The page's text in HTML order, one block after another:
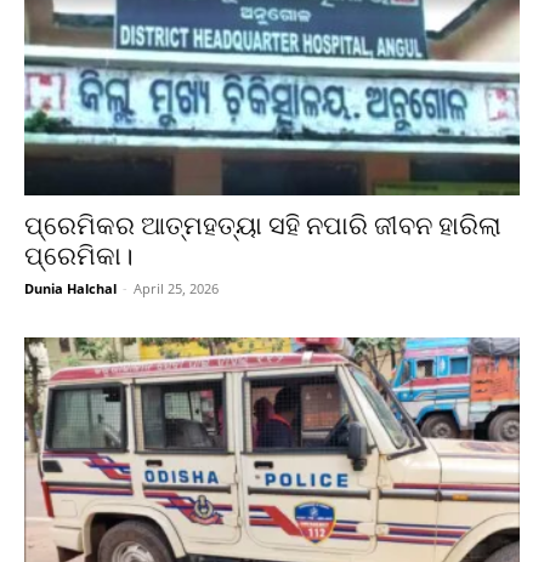
ପ୍ରେମିକର ଆତ୍ମହତ୍ୟା ସହି ନପାରି ଜୀବନ ହାରିଲା
ପ୍ରେମିକା।
Dunia Halchal - April 25, 2026